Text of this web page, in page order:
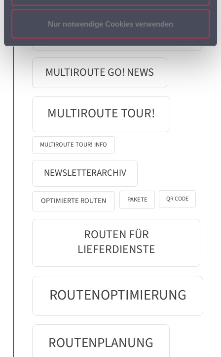
Nur notwendige Cookies verwenden
MULTIROUTE GO!
ANWENDERTREFFEN
MULTIROUTE GO! NEWS
MULTIROUTE TOUR!
MULTIROUTE TOUR! INFO
NEWSLETTERARCHIV
OPTIMIERTE ROUTEN PAKETE QR CODE
ROUTEN FÜR
LIEFERDIENSTE
ROUTENOPTIMIERUNG
ROUTENPLANUNG